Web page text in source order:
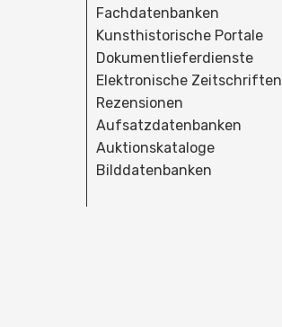
Fachdatenbanken
Kunsthistorische Portale
Dokumentlieferdienste
Elektronische Zeitschriften
Rezensionen
Aufsatzdatenbanken
Auktionskataloge
Bilddatenbanken